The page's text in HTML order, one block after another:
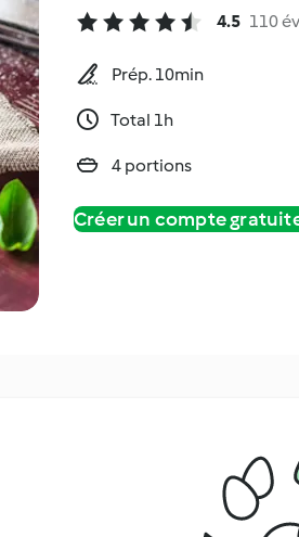
4.5 110
Prép. 10min
Total 1h
4 portions
Créer un compte